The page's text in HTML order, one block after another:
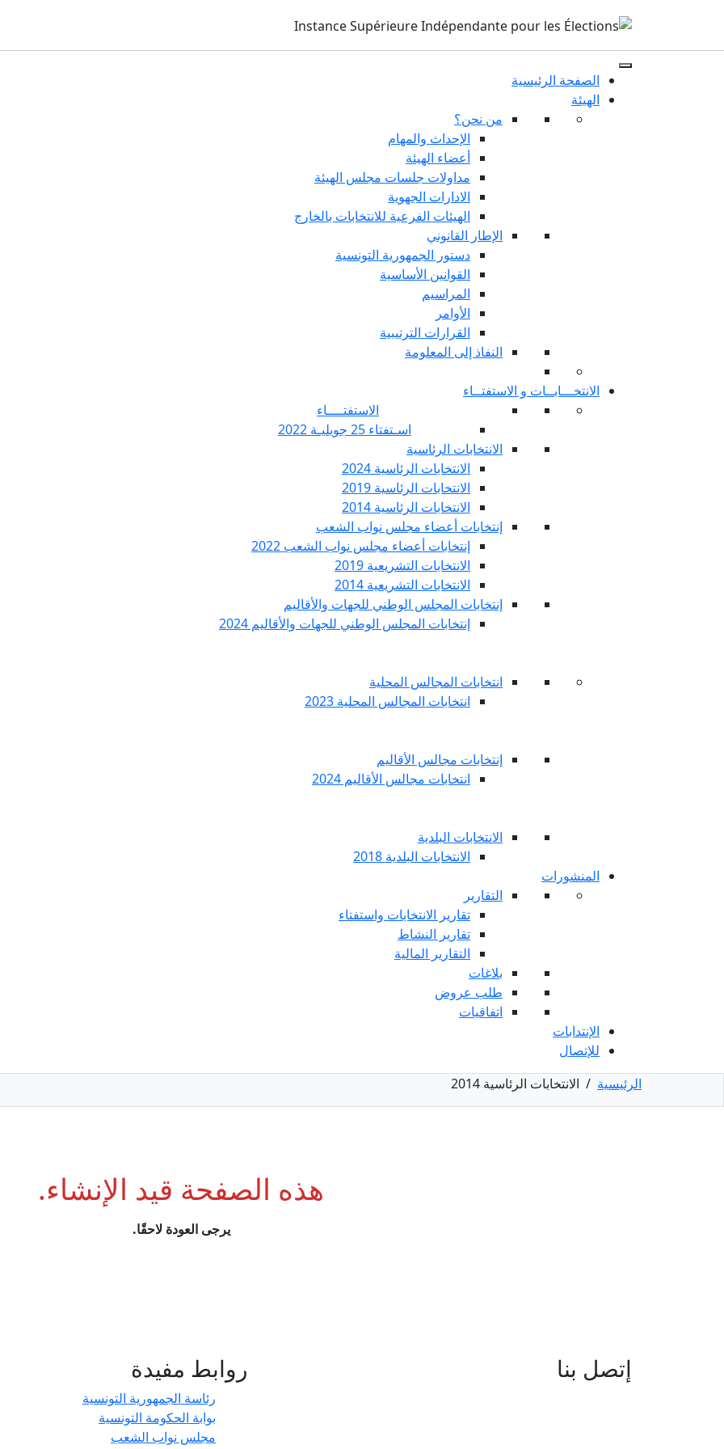
الصفحة الرئيسية
الهيئة
من نحن؟
الإحداث والمهام
أعضاء الهيئة
مداولات جلسات مجلس الهيئة
الادارات الجهوية
الهيئات الفرعية للانتخابات بالخارج
الإطار القانوني
دستور الجمهورية التونسية
القوانين الأساسية
المراسيم
الأوامر
القرارات الترتيبية
النفاذ إلى المعلومة
الانتخـــابــات و الاستفتــاء
الاستفتــــاء
اسـتفتاء 25 جويليـة 2022
الانتخابات الرئاسية
الانتخابات الرئاسية 2024
الانتخابات الرئاسية 2019
الانتخابات الرئاسية 2014
إنتخابات أعضاء مجلس نواب الشعب
إنتخابات أعضاء مجلس نواب الشعب 2022
الانتخابات التشريعية 2019
الانتخابات التشريعية 2014
إنتخابات المجلس الوطني للجهات والأقاليم
إنتخابات المجلس الوطني للجهات والأقاليم 2024
انتخابات المجالس المحلية
انتخابات المجالس المحلية 2023
إنتخابات مجالس الأقاليم
انتخابات مجالس الأقاليم 2024
الانتخابات البلدية
الانتخابات البلدية 2018
المنشورات
التقارير
تقارير الانتخابات واستفتاء
تقارير النشاط
التقارير المالية
بلاغات
طلب عروض
اتفاقيات
الإنتدابات
للإتصال
الرئيسية / الانتخابات الرئاسية 2014
هذه الصفحة قيد الإنشاء.
يرجى العودة لاحقًا.
إتصل بنا روابط مفيدة
رئاسة الجمهورية التونسية
بوابة الحكومة التونسية
مجلس نواب الشعب